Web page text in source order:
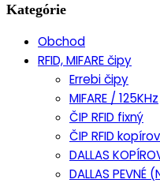
Kategórie
Obchod
RFID, MIFARE čipy
Errebi čipy
MIFARE / 125KHz
ČIP RFID fixný
ČIP RFID
DALLAS
DALLAS